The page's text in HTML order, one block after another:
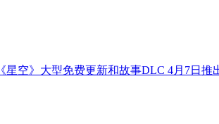
《星空》大型免费更新和故事DLC 4月7日推